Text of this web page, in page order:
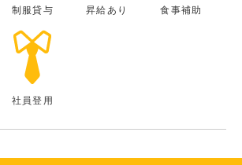
制服貸与 昇給あり 食事補助
社員登用